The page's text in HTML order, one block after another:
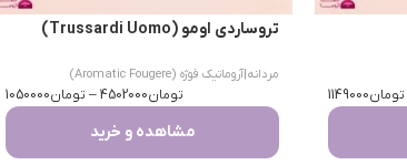
تومان1149000
تروساردی اومو (Trussardi Uomo)
مردانه|آروماتیک فوژه (Aromatic Fougere)
تومان4502000
– تومان1050000
مشاهده و خرید